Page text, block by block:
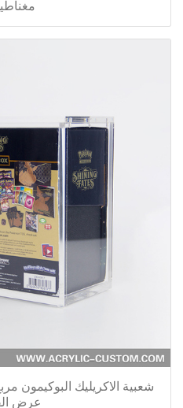
شعبية الاكريليك
عرض